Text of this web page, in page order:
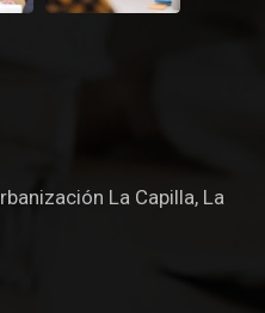
La Capilla, La